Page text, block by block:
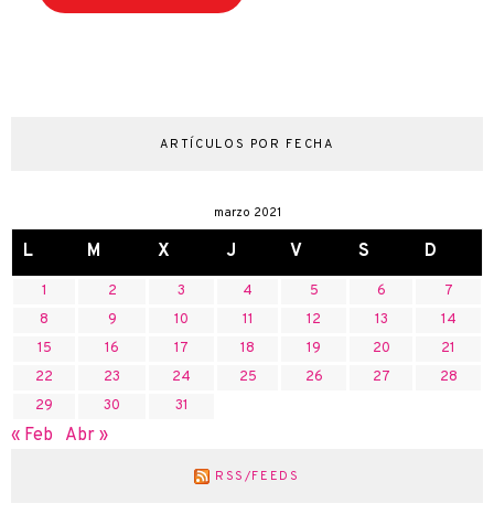
ARTÍCULOS POR FECHA
marzo 2021
L M X J V S D
1 2 3 4 5 6
7
8
9 10 11 12 13
14
15
16 17 18 19 20
21
22
23 24 25 26 27
28
29
30 31
« Feb Abr »
RSS/FEEDS